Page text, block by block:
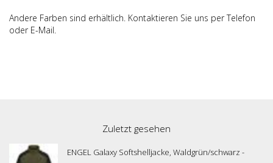
Andere Farben sind erhältlich. Kontaktieren Sie uns per Telefon
oder E-Mail.
Zuletzt gesehen
ENGEL Galaxy Softshelljacke, Waldgrün/schwarz -